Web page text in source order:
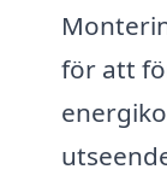
för att